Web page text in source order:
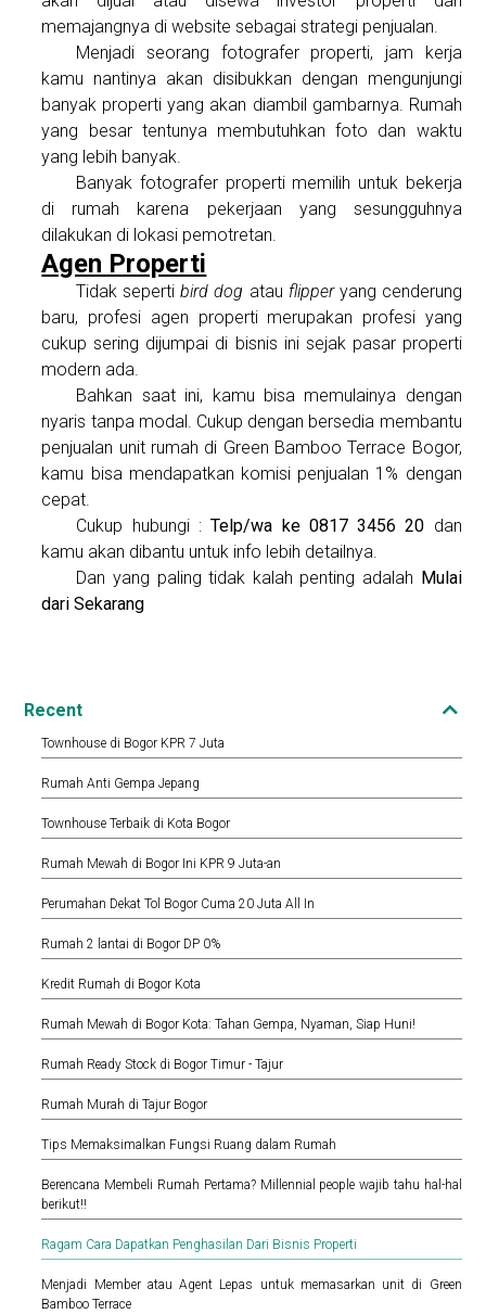
Recent
Townhouse di Bogor KPR 7 Juta
Rumah Anti Gempa Jepang
Townhouse Terbaik di Kota Bogor
Rumah Mewah di Bogor Ini KPR 9 Juta-an
Perumahan Dekat Tol Bogor Cuma 20 Juta All In
Rumah 2 lantai di Bogor DP 0%
Kredit Rumah di Bogor Kota
Rumah Mewah di Bogor Kota: Tahan Gempa, Nyaman, Siap Huni!
Rumah Ready Stock di Bogor Timur - Tajur
Rumah Murah di Tajur Bogor
Tips Memaksimalkan Fungsi Ruang dalam Rumah
Berencana Membeli Rumah Pertama? Millennial people wajib tahu hal-hal
berikut!!
Ragam Cara Dapatkan Penghasilan Dari Bisnis Properti
Menjadi Member atau Agent Lepas untuk memasarkan unit di Green
Bamboo Terrace
memajangnya di website sebagai strategi penjualan.
Menjadi seorang fotografer properti, jam kerja
kamu nantinya akan disibukkan dengan mengunjungi
banyak properti yang akan diambil gambarnya. Rumah
yang besar tentunya membutuhkan foto dan waktu
yang lebih banyak.
Banyak fotografer properti memilih untuk bekerja
di rumah karena pekerjaan yang sesungguhnya
dilakukan di lokasi pemotretan.
Agen Properti
Tidak sepertibird dog atau flipperyang cenderung
baru, profesi agen properti merupakan profesi yang
cukup sering dijumpai di bisnis ini sejak pasar properti
modern ada.
Bahkan saat ini, kamu bisa memulainya dengan
nyaris tanpa modal. Cukup dengan bersedia membantu
penjualan unit rumah di Green Bamboo Terrace Bogor,
kamu bisa mendapatkan komisi penjualan 1% dengan
cepat.
Cukup hubungi :Telp/wa ke 0817 3456 20 dan
kamu akan dibantu untuk info lebih detailnya.
Dan yang paling tidak kalah penting adalah Mulai
dari Sekarang